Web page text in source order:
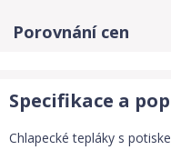
Porovnání cen
Specifikace a
Chlapecké tepláky s